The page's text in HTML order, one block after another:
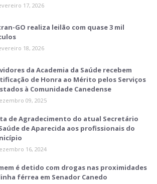
17, 2026
GO realiza leilão com quase 3 mil
18, 2026
da Academia da Saúde recebem
de Honra ao Mérito pelos Serviços
à Comunidade Canedense
09, 2025
de Agradecimento do atual Secretário
de Aparecida aos profissionais do
16, 2024
é detido com drogas nas proximidades
férrea em Senador Canedo